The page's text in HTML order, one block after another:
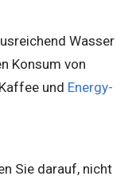
Wasser
Konsum von
und Energy-
Sie darauf, nicht